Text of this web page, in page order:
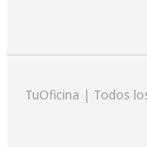
TuOficina | Todos